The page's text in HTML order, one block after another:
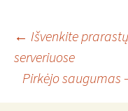
Įrašo
← Išvenkite
serveriuose
Pirkėjo saugumas